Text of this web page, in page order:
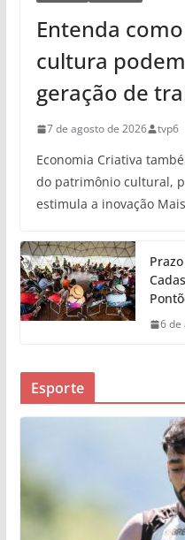
Entenda
cultura
geração de
7 de agosto de 2026 tvp6
Economia Criativa
do patrimônio cultural,
estimula a inovação
6 de
Esporte